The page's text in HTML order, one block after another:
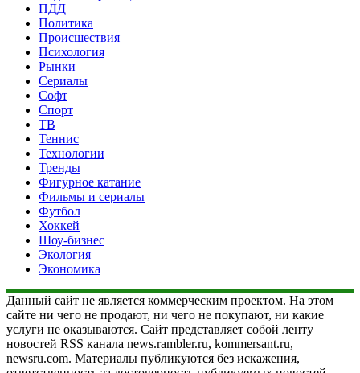
ПДД
Политика
Происшествия
Психология
Рынки
Сериалы
Софт
Спорт
ТВ
Теннис
Технологии
Тренды
Фигурное катание
Фильмы и сериалы
Футбол
Хоккей
Шоу-бизнес
Экология
Экономика
Данный сайт не является коммерческим проектом. На этом
сайте ни чего не продают, ни чего не покупают, ни какие
услуги не оказываются. Сайт представляет собой ленту
новостей RSS канала news.rambler.ru, kommersant.ru,
newsru.com. Материалы публикуются без искажения,